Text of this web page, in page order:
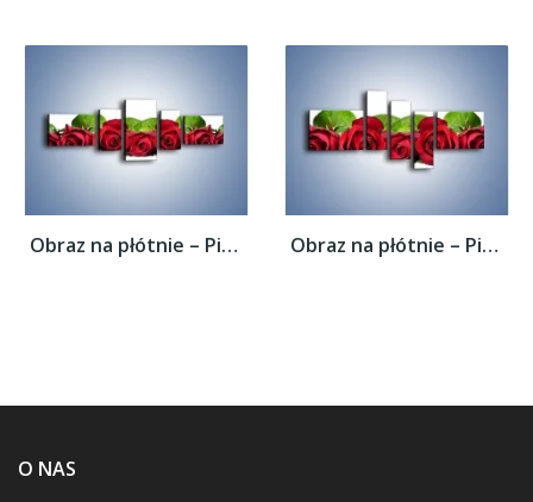
Obraz na płótnie – Pięknie ułożone róże –... Obraz na płótnie – Pięknie ułożone róże –...
O NAS